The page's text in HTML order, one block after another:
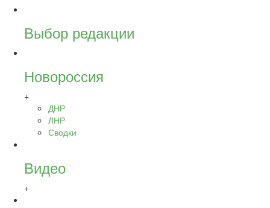
Выбор редакции
Новороссия
+
ДНР
ЛНР
Сводки
Видео
+